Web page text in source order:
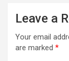
Leave a
Your email
are marked *